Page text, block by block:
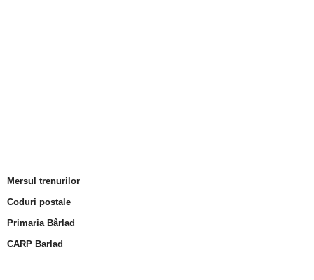
Mersul trenurilor
Coduri postale
Primaria Bârlad
CARP Barlad